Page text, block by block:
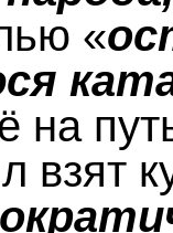
«
на
взят